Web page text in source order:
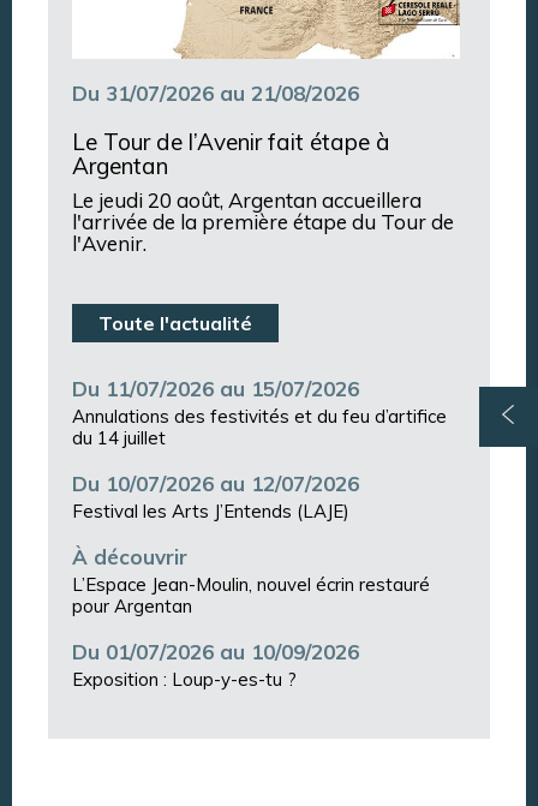
Du 31/07/2026 au 21/08/2026
Le Tour de l’Avenir fait étape à
Argentan
Le jeudi 20 août, Argentan accueillera
l'arrivée de la première étape du Tour de
l'Avenir.
Toute l'actualité
Du 11/07/2026 au 15/07/2026
Annulations des festivités et du feu d’artifice
du 14 juillet
Du 10/07/2026 au 12/07/2026
Festival les Arts J’Entends (LAJE)
À découvrir
L’Espace Jean-Moulin, nouvel écrin restauré
pour Argentan
Du 01/07/2026 au 10/09/2026
Exposition : Loup-y-es-tu ?